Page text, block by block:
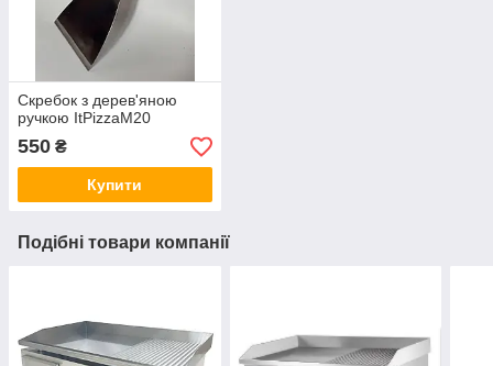
Скребок з дерев'яною
ручкою ItPizzaM20
550 ₴
Купити
Подібні товари компанії